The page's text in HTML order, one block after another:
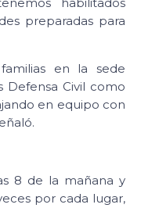
preparadas para
en la sede
Defensa Civil como
en equipo con
8 de la mañana y
por cada lugar,